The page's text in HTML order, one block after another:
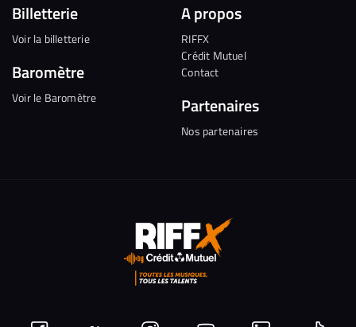
Billetterie
Voir la billetterie
Baromètre
Voir le Baromètre
A propos
RIFFX
Crédit Mutuel
Contact
Partenaires
Nos partenaires